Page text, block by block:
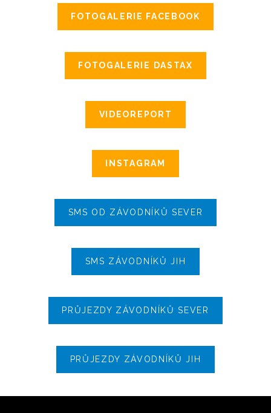
FOTOGALERIE FACEBOOK
FOTOGALERIE DASTAX
VIDEOREPORT
INSTAGRAM
SMS OD ZÁVODNÍKŮ SEVER
SMS ZÁVODNÍKŮ JIH
PRŮJEZDY ZÁVODNÍKŮ SEVER
PRŮJEZDY ZÁVODNÍKŮ JIH